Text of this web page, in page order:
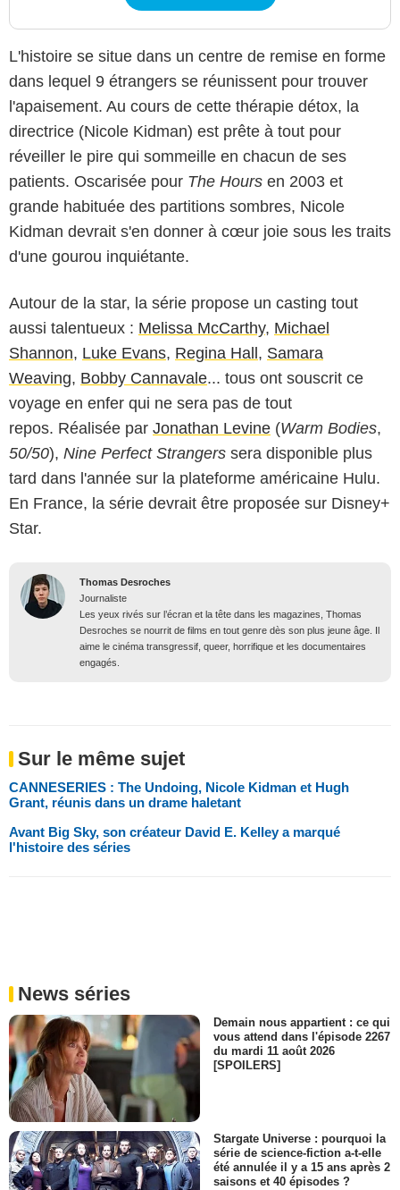
L'histoire se situe dans un centre de remise en forme
dans lequel 9 étrangers se réunissent pour trouver
l'apaisement. Au cours de cette thérapie détox, la
directrice (Nicole Kidman) est prête à tout pour
réveiller le pire qui sommeille en chacun de ses
patients. Oscarisée pour The Hours en 2003 et
grande habituée des partitions sombres, Nicole
Kidman devrait s'en donner à cœur joie sous les traits
d'une gourou inquiétante.
Autour de la star, la série propose un casting tout
aussi talentueux : Melissa McCarthy, Michael
Shannon, Luke Evans, Regina Hall, Samara
Weaving, Bobby Cannavale... tous ont souscrit ce
voyage en enfer qui ne sera pas de tout
repos. Réalisée par Jonathan Levine (Warm Bodies,
50/50), Nine Perfect Strangers sera disponible plus
tard dans l'année sur la plateforme américaine Hulu.
En France, la série devrait être proposée sur Disney+
Star.
Thomas Desroches
Journaliste
Les yeux rivés sur l’écran et la tête dans les magazines, Thomas
Desroches se nourrit de films en tout genre dès son plus jeune âge. Il
aime le cinéma transgressif, queer, horrifique et les documentaires
engagés.
Sur le même sujet
CANNESERIES : The Undoing, Nicole Kidman et Hugh
Grant, réunis dans un drame haletant
Avant Big Sky, son créateur David E. Kelley a marqué
l'histoire des séries
News séries
Demain nous appartient : ce qui
vous attend dans l'épisode 2267
du mardi 11 août 2026
[SPOILERS]
Stargate Universe : pourquoi la
série de science-fiction a-t-elle
été annulée il y a 15 ans après 2
saisons et 40 épisodes ?